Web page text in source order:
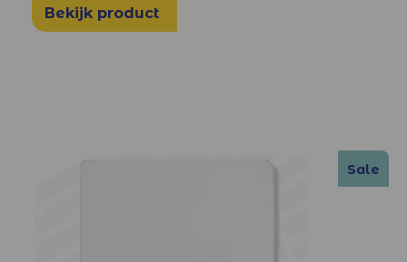
Bekijk product
Sale